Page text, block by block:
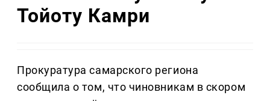
Тойоту Камри
Прокуратура самарского региона
сообщила о том, что чиновникам в скором